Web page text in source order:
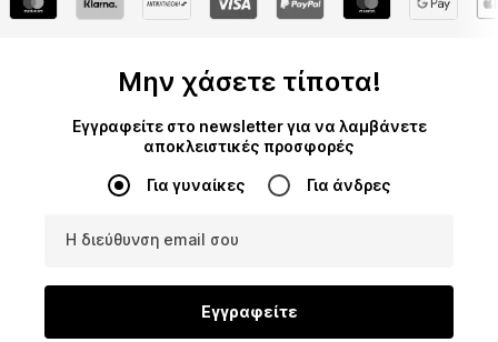
Μην χάσετε τίποτα!
Εγγραφείτε στο newsletter για να λαμβάνετε
αποκλειστικές προσφορές
Για γυναίκες Για άνδρες
Η διεύθυνση email σου
Εγγραφείτε